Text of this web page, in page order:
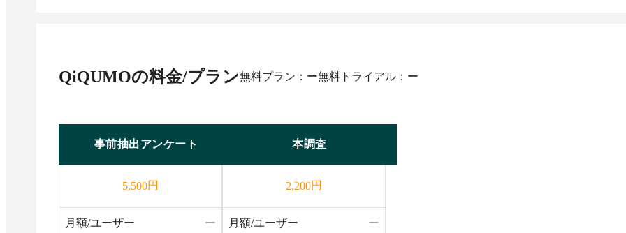
QiQUMOの料金/プラン無料プラン：ー無料トライアル：ー
事前抽出アンケート
5,500円
月額/ユーザー ー
本調査
2,200円
月額/ユーザー ー